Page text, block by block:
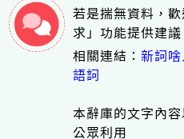
若是揣無資料，
求」功能提供建議
相關連結：新詞
語詞
本辭庫的文字內
公眾利用